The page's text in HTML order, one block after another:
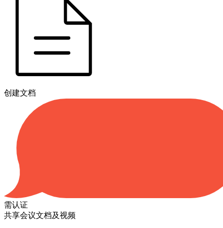
创建文档
需认证
共享会议文档及视频